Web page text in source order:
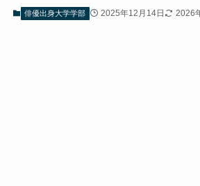
俳優出身大学学部 2025年12月14日 2026